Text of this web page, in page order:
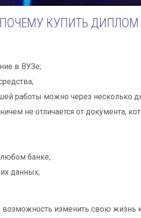
ПОЧЕМУ КУПИТЬ
в ВУЗе;
работы можно через несколько
не отличается от документа,
банке;
данных;
возможность изменить свою жизнь